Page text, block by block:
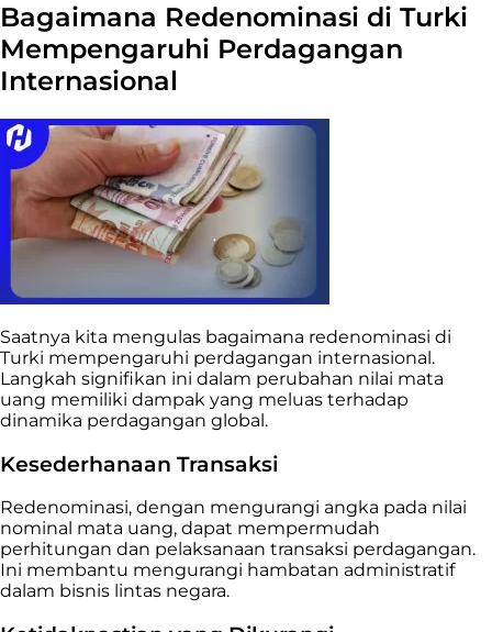
Bagaimana Redenominasi di Turki
Mempengaruhi Perdagangan
Internasional
Saatnya kita mengulas bagaimana redenominasi di
Turki mempengaruhi perdagangan internasional.
Langkah signifikan ini dalam perubahan nilai mata
uang memiliki dampak yang meluas terhadap
dinamika perdagangan global.
Kesederhanaan Transaksi
Redenominasi, dengan mengurangi angka pada nilai
nominal mata uang, dapat mempermudah
perhitungan dan pelaksanaan transaksi perdagangan.
Ini membantu mengurangi hambatan administratif
dalam bisnis lintas negara.